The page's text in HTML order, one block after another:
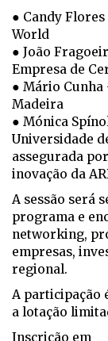
● Candy
World
● João
Empresa de
● Mário
Madeira
● Mónica
Universidade
assegurada
inovação da
A sessão será
programa e
networking,
empresas,
regional.
A participação
a lotação
Inscrição em